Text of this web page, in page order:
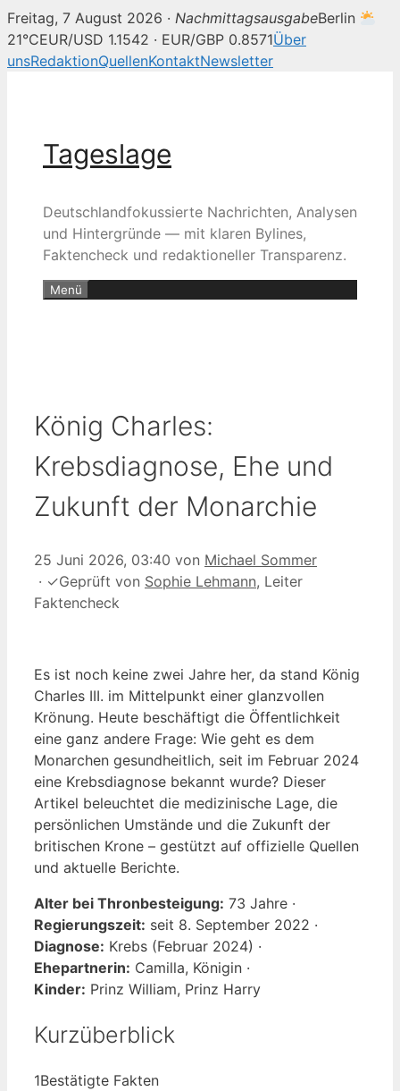
Freitag, 7 August 2026 · NachmittagsausgabeBerlin
21°CEUR/USD 1.1542 · EUR/GBP 0.8571Über
unsRedaktionQuellenKontaktNewsletter
Tageslage
Deutschlandfokussierte Nachrichten, Analysen
und Hintergründe — mit klaren Bylines,
Faktencheck und redaktioneller Transparenz.
Menü
König Charles:
Krebsdiagnose, Ehe und
Zukunft der Monarchie
25 Juni 2026, 03:40 von Michael Sommer
· ✓Geprüft von Sophie Lehmann, Leiter
Faktencheck
Es ist noch keine zwei Jahre her, da stand König
Charles III. im Mittelpunkt einer glanzvollen
Krönung. Heute beschäftigt die Öffentlichkeit
eine ganz andere Frage: Wie geht es dem
Monarchen gesundheitlich, seit im Februar 2024
eine Krebsdiagnose bekannt wurde? Dieser
Artikel beleuchtet die medizinische Lage, die
persönlichen Umstände und die Zukunft der
britischen Krone – gestützt auf offizielle Quellen
und aktuelle Berichte.
Alter bei Thronbesteigung: 73 Jahre ·
Regierungszeit: seit 8. September 2022 ·
Diagnose: Krebs (Februar 2024) ·
Ehepartnerin: Camilla, Königin ·
Kinder: Prinz William, Prinz Harry
Kurzüberblick
1Bestätigte Fakten